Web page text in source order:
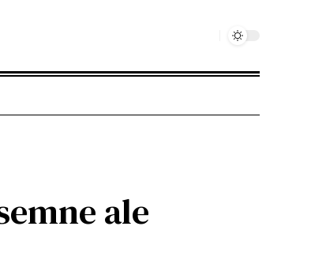
ale